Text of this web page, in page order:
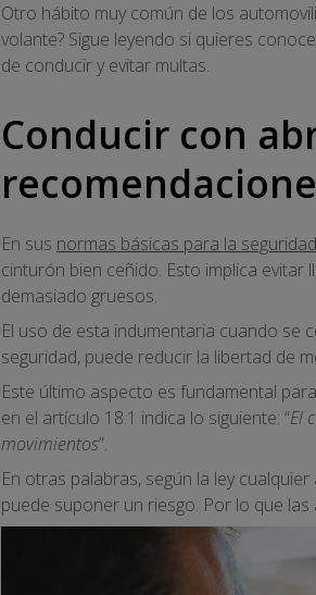
Otro hábito muy común de los
volante? Sigue leyendo si quieres
de conducir y evitar multas.
Conducir con
En sus normas básicas para la
cinturón bien ceñido. Esto implica
demasiado gruesos.
El uso de esta indumentaria cuando se
seguridad, puede reducir la libertad de
Este último aspecto es fundamental
en el artículo 18.1 indica lo siguiente: “El
movimientos”.
En otras palabras, según la ley
puede suponer un riesgo. Por lo que